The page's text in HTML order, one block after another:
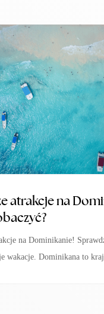
atrakcje na
na Dominikanie!
wakacje. Dominikana to